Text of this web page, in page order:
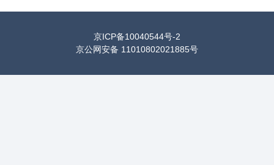
京ICP备10040544号-2
京公网安备 11010802021885号